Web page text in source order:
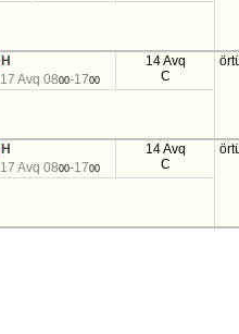
H
17 Avq 0800-1700
14 Avq
C
H
17 Avq 0800-1700
14 Avq
C